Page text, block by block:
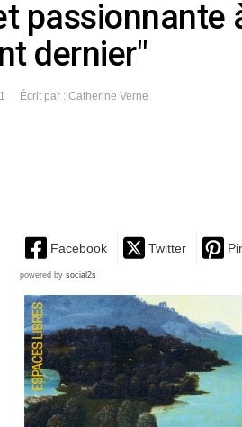
passionnante
dernier"
Écrit par : Catherine Verne
Facebook Twitter
powered by social2s